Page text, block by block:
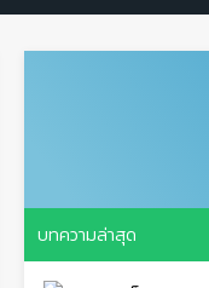
บทความล่าสุด